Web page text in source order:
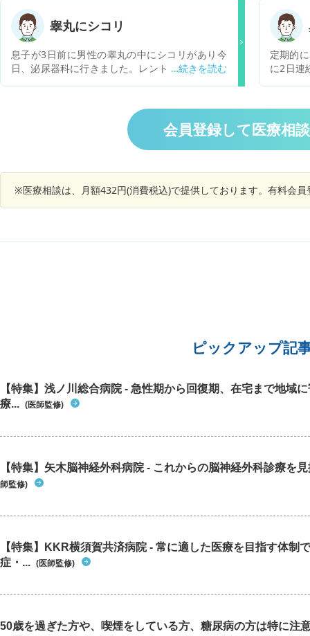
が、ク
しょう
とはあ
睾丸にシコリ
息子が3日前に男性の睾丸の中にシコリがあり今
日、泌尿器科に行きました。レントゲン、エコー
と書いてありました。息子が先生から説明された
のが精子を作る横に2つシコリがある(1個は良く
男性にあるが2個は珍しい)炎症をおこしている。
と言われたそうです。１週間後に病院受診。エコ
に飲むようにもらいました。治らないと不妊症に
なりやすいとも言われたそうです。ガンが親の私
定期的
に2日連
会員登録して医療相
※医療相談は、月額432円(消費税込)で提供しております。有料会
ピックアップ記
【特集】浅ノ川総合病院 - 急性期から回復期、在宅まで地域
療... (医師監修)
【特集】矢木脳神経外科病院 - これからの脳神経外科診療を
師監修)
【特集】KKR横須賀共済病院 - 常に適した医療を目指す体制
症・... (医師監修)
50歳を過ぎた方や、喫煙をしている方、糖尿病の方は特に注